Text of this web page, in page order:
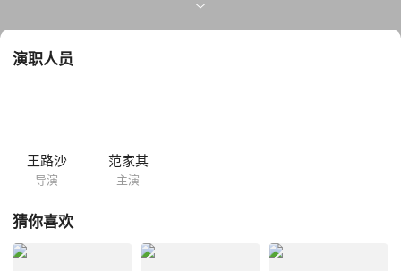
人，她先后经历了得到与失去。带着不可言说的隐秘忧伤，踏上了解放上
演职人员
王路沙
导演
范家其
主演
猜你喜欢